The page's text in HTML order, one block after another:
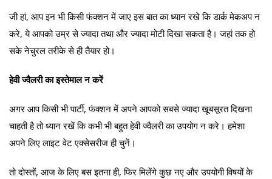
जी हां, आप इन भी किसी फंक्शन में जाए इस बात का ध्यान रखे कि डार्क मेकअप न
करे, ये आपको उम्र से ज्यादा तथा और ज्यादा मोटी दिखा सकता है। जहां तक हो
सके नेचुरल तरीके से ही तैयार हो।
हेवी ज्वैलरी का इस्तेमाल न करें
अगर आप किसी भी पार्टी, फंक्शन में अपने आपको सबसे ज्यादा खूबसूरत दिखना
चाहती है तो ध्यान रखें कि कभी भी बहुत हेवी ज्वैलरी का उपयोग न करे। हमेशा
अपने लिए लाइट वेट एक्सेसरीज ही चुनें।
तो दोस्तों, आज के लिए बस इतना ही, फिर मिलेंगे कुछ नए और उपयोगी विषयों के